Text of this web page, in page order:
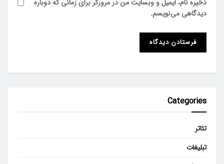
ذخیره نام، ایمیل و وبسایت من در مرورگر برای زمانی که دوباره
دیدگاهی می‌نویسم.
Categories
تئاتر
تبلیغات